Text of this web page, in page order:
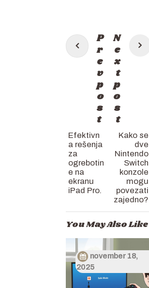
Post
navigation
P
r
e
v
p
o
s
t
Efektivn
a rešenja
za
ogrebotin
e na
ekranu
iPad Pro.
N
e
x
t
p
o
s
t
Kako se
dve
Nintendo
Switch
konzole
mogu
povezati
zajedno?
You May Also Like
november 18,
2025